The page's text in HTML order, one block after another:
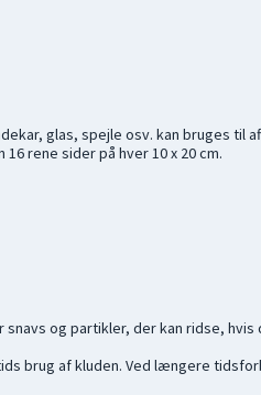
glas, spejle osv. kan bruges til
rene sider på hver 10 x 20 cm.
og partikler, der kan ridse,
brug af kluden. Ved længere